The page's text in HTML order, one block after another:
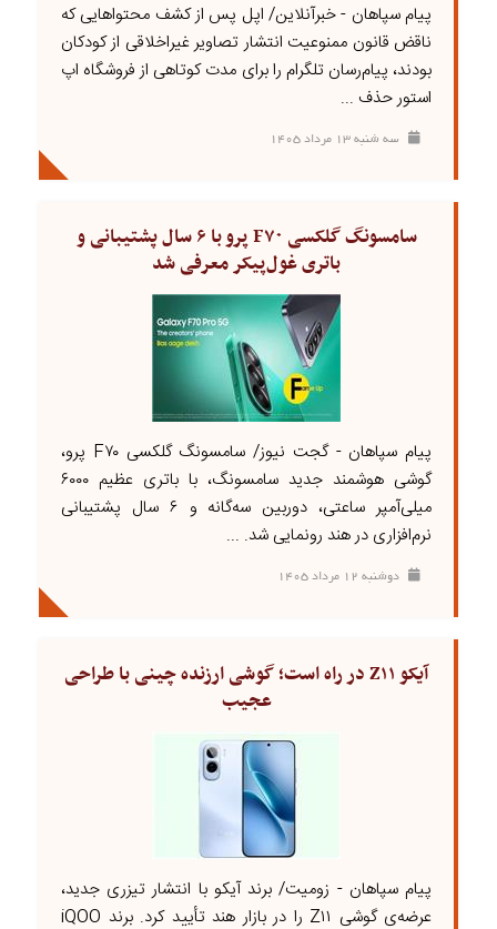
پیام سپاهان - خبرآنلاین/ اپل پس از کشف محتواهایی که
ناقض قانون ممنوعیت انتشار تصاویر غیراخلاقی از کودکان
بودند، پیام‌رسان تلگرام را برای مدت کوتاهی از فروشگاه اپ
استور حذف ...
سه شنبه ۱۳ مرداد ۱۴۰۵
سامسونگ گلکسی F۷۰ پرو با ۶ سال پشتیبانی و
باتری غول‌پیکر معرفی شد
پیام سپاهان - گجت نیوز/ سامسونگ گلکسی F۷۰ پرو،
گوشی هوشمند جدید سامسونگ، با باتری عظیم ۶۰۰۰
میلی‌آمپر ساعتی، دوربین سه‌گانه و ۶ سال پشتیبانی
نرم‌افزاری در هند رونمایی شد. ...
دوشنبه ۱۲ مرداد ۱۴۰۵
آیکو Z۱۱ در راه است؛ گوشی ارزنده چینی با طراحی
عجیب
پیام سپاهان - زومیت/ برند آیکو با انتشار تیزری جدید،
عرضه‌ی گوشی Z۱۱ را در بازار هند تأیید کرد. برند iQOO